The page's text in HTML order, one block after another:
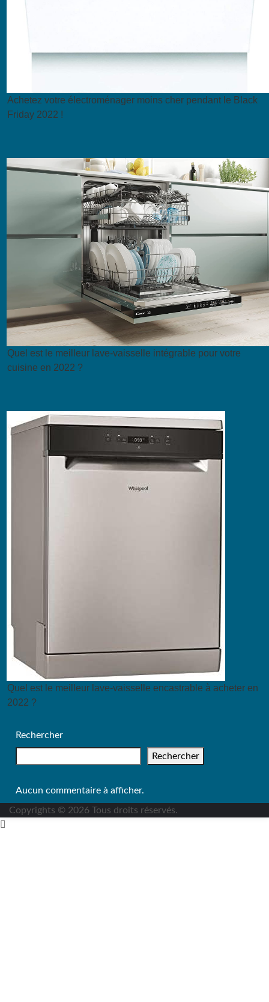
Achetez votre électroménager moins cher pendant le Black
Friday 2022 !
Quel est le meilleur lave-vaisselle intégrable pour votre
cuisine en 2022 ?
Quel est le meilleur lave-vaisselle encastrable à acheter en
2022 ?
Rechercher
Rechercher
Aucun commentaire à afficher.
Copyrights © 2026 Tous droits réservés.